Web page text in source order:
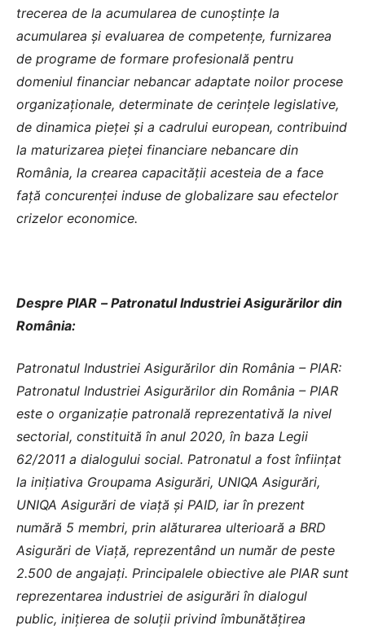
trecerea de la acumularea de cunoștințe la
acumularea și evaluarea de competențe, furnizarea
de programe de formare profesională pentru
domeniul financiar nebancar adaptate noilor procese
organizaţionale, determinate de cerinţele legislative,
de dinamica pieţei și a cadrului european, contribuind
la maturizarea pieţei financiare nebancare din
România, la crearea capacităţii acesteia de a face
faţă concurenţei induse de globalizare sau efectelor
crizelor economice.
Despre PIAR –Patronatul Industriei Asigurărilor din
România:
Patronatul Industriei Asigurărilor din România – PIAR:
Patronatul Industriei Asigurărilor din România – PIAR
este o organizație patronală reprezentativă la nivel
sectorial, constituită în anul 2020, în baza Legii
62/2011 a dialogului social. Patronatul a fost înființat
la inițiativa Groupama Asigurări, UNIQA Asigurări,
UNIQA Asigurări de viață și PAID, iar în prezent
numără 5 membri, prin alăturarea ulterioară a BRD
Asigurări de Viață, reprezentând un număr de peste
2.500 de angajați. Principalele obiective ale PIAR sunt
reprezentarea industriei de asigurări în dialogul
public, inițierea de soluții privind îmbunătățirea